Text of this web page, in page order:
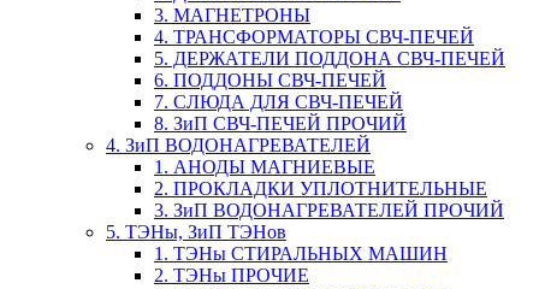
3. МАГНЕТРОНЫ
4. ТРАНСФОРМАТОРЫ СВЧ-ПЕЧЕЙ
5. ДЕРЖАТЕЛИ ПОДДОНА СВЧ-ПЕЧЕЙ
6. ПОДДОНЫ СВЧ-ПЕЧЕЙ
7. СЛЮДА ДЛЯ СВЧ-ПЕЧЕЙ
8. ЗиП СВЧ-ПЕЧЕЙ ПРОЧИЙ
4. ЗиП ВОДОНАГРЕВАТЕЛЕЙ
1. АНОДЫ МАГНИЕВЫЕ
2. ПРОКЛАДКИ УПЛОТНИТЕЛЬНЫЕ
3. ЗиП ВОДОНАГРЕВАТЕЛЕЙ ПРОЧИЙ
5. ТЭНы, ЗиП ТЭНов
1. ТЭНы СТИРАЛЬНЫХ МАШИН
2. ТЭНы ПРОЧИЕ